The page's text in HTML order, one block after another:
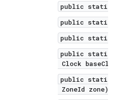
public static
public static
public static
public static
Clock
public static
ZoneId zone)